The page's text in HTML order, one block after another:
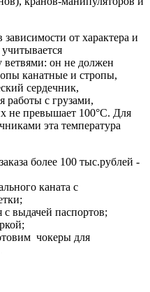
от характера и
он не должен
канатные и стропы,
сердечник,
работы с грузами,
не превышает 100°С. Для
эта температура
более 100 тыс.рублей -
каната с
с выдачей паспортов;
чокеры для